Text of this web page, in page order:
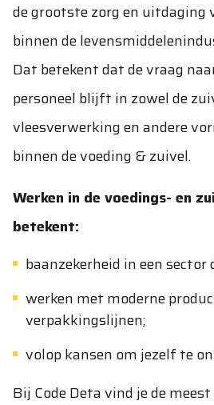
de grootste zorg en uitdaging
binnen de
Dat betekent dat de vraag
personeel blijft in zowel de
vleesverwerking en andere
binnen de voeding & zuivel.
Werken in de voedings- en
betekent:
baanzekerheid in een
werken met moderne
verpakkingslijnen;
volop kansen om jezelf te
Bij Code Deta vind je de